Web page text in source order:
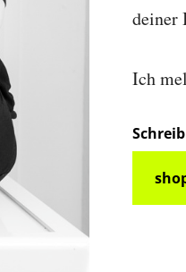
deiner
Ich